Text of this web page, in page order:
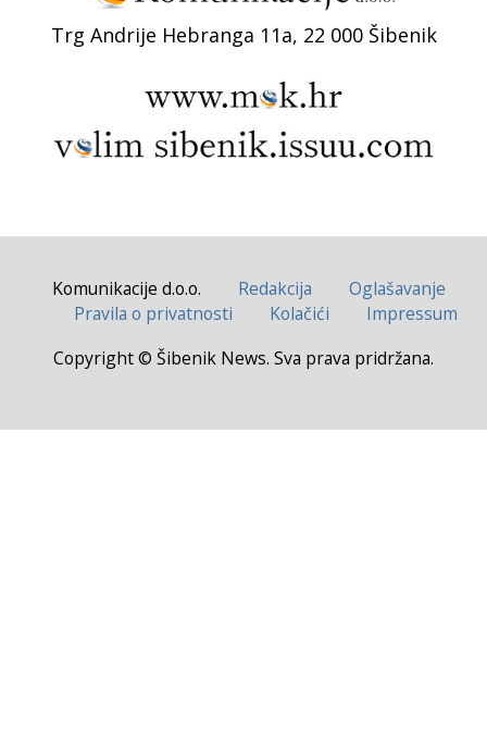
Trg Andrije Hebranga 11a, 22 000 Šibenik
Komunikacije d.o.o. Redakcija
Oglašavanje
Pravila o privatnosti
Kolačići
Impressum
Copyright © Šibenik News. Sva prava pridržana.